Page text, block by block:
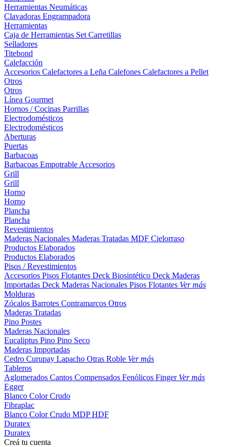
Herramientas Neumáticas
Clavadoras Engrampadora
Herramientas
Caja de Herramientas Set Carretillas
Selladores
Titebond
Calefacción
Accesorios Calefactores a Leña Calefones Calefactores a Pellet
Otros
Otros
Línea Gourmet
Hornos / Cocinas Parrillas
Electrodomésticos
Electrodomésticos
Aberturas
Puertas
Barbacoas
Barbacoas Empotrable Accesorios
Grill
Grill
Horno
Horno
Plancha
Plancha
Revestimientos
Maderas Nacionales Maderas Tratadas MDF Cielorraso
Productos Elaborados
Productos Elaborados
Pisos / Revestimientos
Accesorios Pisos Flotantes Deck Biosintético Deck Maderas
Importadas Deck Maderas Nacionales Pisos Flotantes Ver más
Molduras
Zócalos Barrotes Contramarcos Otros
Maderas Tratadas
Pino Postes
Maderas Nacionales
Eucaliptus Pino Pino Seco
Maderas Importadas
Cedro Curupay Lapacho Otras Roble Ver más
Tableros
Aglomerados Cantos Compensados Fenólicos Finger Ver más
Egger
Blanco ColorCrudo
Fibraplac
Blanco ColorCrudo MDPHDF
Duratex
Duratex
Creá tu cuenta